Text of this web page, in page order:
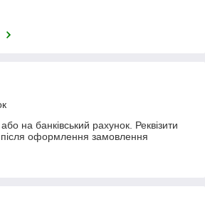
на банківський рахунок. Реквізити
оформлення замовлення